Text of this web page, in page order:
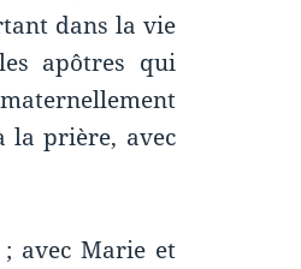
dans la vie
apôtres qui
la prière, avec
avec Marie et